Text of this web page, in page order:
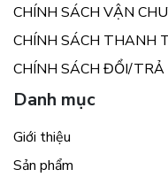
CHÍNH SÁCH VẬN
CHÍNH SÁCH THANH
CHÍNH SÁCH ĐỔI/TRẢ
Danh mục
Giới thiệu
Sản phẩm